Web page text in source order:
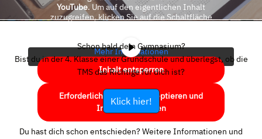
YouTube. Um auf den eigentlichen Inhalt
zuzugreifen, klicken Sie auf die Schaltfläche
Mehr Informationen
Inhalt entsperren
Erforderlichen Service akzeptieren und
Inhalte entsperren
Schon bald dein Gymnasium?
Bist du in der 4. Klasse einer Grundschule und überlegst, ob die
TMS das Richtige für dich ist?
Klick hier!
Du hast dich schon entschieden? Weitere Informationen und